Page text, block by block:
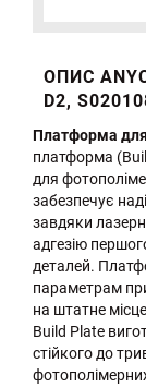
ОПИС
D2,
Платформа
платформа
для
забезпечує
завдяки
адгезію
деталей.
параметрам
на штатне
Build Plate
стійкого до